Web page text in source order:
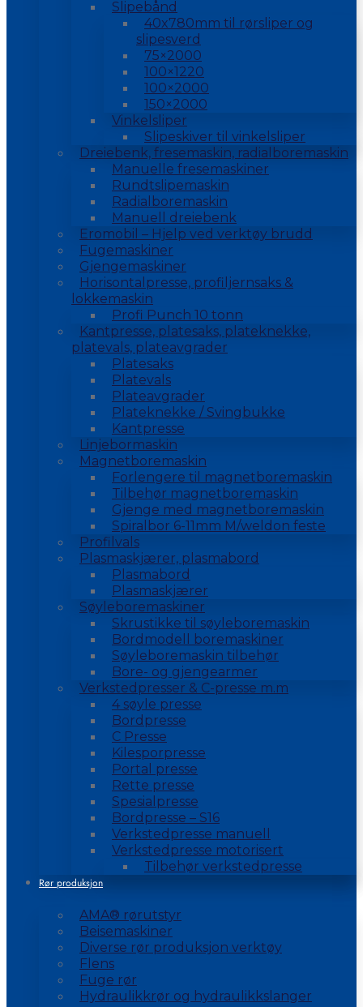
Slipebånd
40x780mm til rørsliper og
slipesverd
75×2000
100×1220
100×2000
150×2000
Vinkelsliper
Slipeskiver til vinkelsliper
Dreiebenk, fresemaskin, radialboremaskin
Manuelle fresemaskiner
Rundtslipemaskin
Radialboremaskin
Manuell dreiebenk
Eromobil – Hjelp ved verktøy brudd
Fugemaskiner
Gjengemaskiner
Horisontalpresse, profiljernsaks &
lokkemaskin
Profi Punch 10 tonn
Kantpresse, platesaks, plateknekke,
platevals, plateavgrader
Platesaks
Platevals
Plateavgrader
Plateknekke / Svingbukke
Kantpresse
Linjebormaskin
Magnetboremaskin
Forlengere til magnetboremaskin
Tilbehør magnetboremaskin
Gjenge med magnetboremaskin
Spiralbor 6-11mm M/weldon feste
Profilvals
Plasmaskjærer, plasmabord
Plasmabord
Plasmaskjærer
Søyleboremaskiner
Skrustikke til søyleboremaskin
Bordmodell boremaskiner
Søyleboremaskin tilbehør
Bore- og gjengearmer
Verkstedpresser & C-presse m.m
4 søyle presse
Bordpresse
C Presse
Kilesporpresse
Portal presse
Rette presse
Spesialpresse
Bordpresse – S16
Verkstedpresse manuell
Verkstedpresse motorisert
Tilbehør verkstedpresse
Rør produksjon
AMA® rørutstyr
Beisemaskiner
Diverse rør produksjon verktøy
Flens
Fuge rør
Hydraulikkrør og hydraulikkslanger